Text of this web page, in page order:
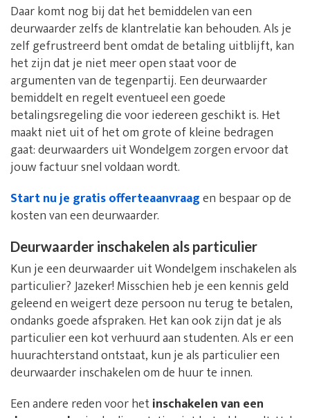
Daar komt nog bij dat het bemiddelen van een
deurwaarder zelfs de klantrelatie kan behouden. Als je
zelf gefrustreerd bent omdat de betaling uitblijft, kan
het zijn dat je niet meer open staat voor de
argumenten van de tegenpartij. Een deurwaarder
bemiddelt en regelt eventueel een goede
betalingsregeling die voor iedereen geschikt is. Het
maakt niet uit of het om grote of kleine bedragen
gaat: deurwaarders uit Wondelgem zorgen ervoor dat
jouw factuur snel voldaan wordt.
Start nu je gratis offerteaanvraagen bespaar op de
kosten van een deurwaarder.
Deurwaarder inschakelen als particulier
Kun je een deurwaarder uit Wondelgem inschakelen als
particulier? Jazeker! Misschien heb je een kennis geld
geleend en weigert deze persoon nu terug te betalen,
ondanks goede afspraken. Het kan ook zijn dat je als
particulier een kot verhuurd aan studenten. Als er een
huurachterstand ontstaat, kun je als particulier een
deurwaarder inschakelen om de huur te innen.
Een andere reden voor hetinschakelen van een